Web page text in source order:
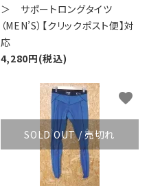
＞ サポートロングタイツ
（MEN’S）【クリックポスト便】対
応
4,280円(税込)
SOLD OUT / 売切れ
favorite